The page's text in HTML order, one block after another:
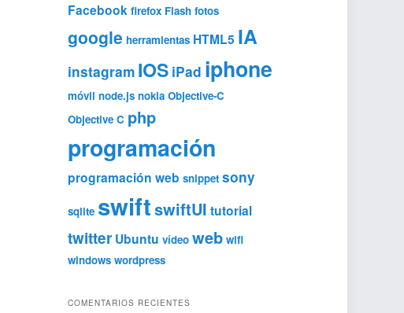
Facebook firefox Flash fotos
google herramientas HTML5 IA
instagram IOS iPad iphone
móvil node.js nokia Objective-C
Objective C php
programación
programación web snippet sony
sqlite swiftswiftUI tutorial
twitter Ubuntu vídeo web wifi
windows wordpress
COMENTARIOS RECIENTES